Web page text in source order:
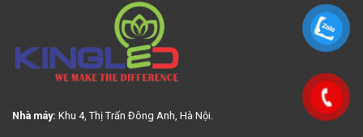
Nhà máy: Khu 4, Thị Trấn Đông Anh, Hà Nội.